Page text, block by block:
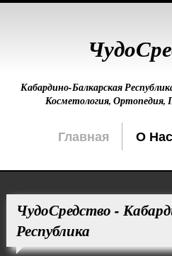
Кабардино-Балкарская
Косметология, Ортопедия,
Главная О Нас
ЧудоСредство -
Республика